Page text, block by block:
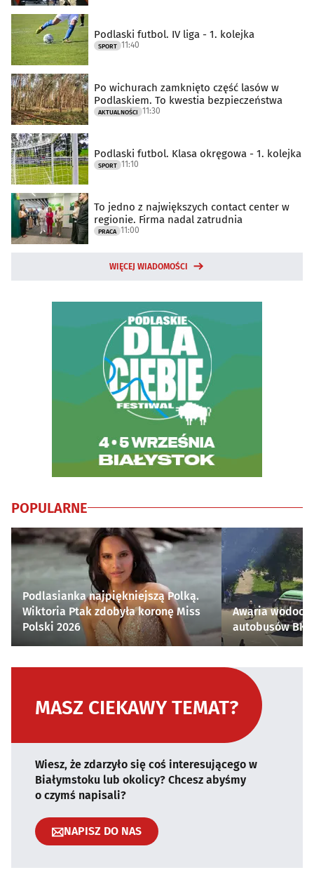
Podlaski futbol. IV liga - 1. kolejka
SPORT 11:40
Po wichurach zamknięto część lasów w
Podlaskiem. To kwestia bezpieczeństwa
AKTUALNOŚCI 11:30
Podlaski futbol. Klasa okręgowa - 1. kolejka
SPORT 11:10
To jedno z największych contact center w
regionie. Firma nadal zatrudnia
PRACA 11:00
WIĘCEJ WIADOMOŚCI
POPULARNE
Podlasianka najpiękniejszą Polką.
Wiktoria Ptak zdobyła koronę Miss
Polski 2026
Awaria
autobusów
MASZ CIEKAWY TEMAT?
Wiesz, że zdarzyło się coś interesującego w
Białymstoku lub okolicy? Chcesz abyśmy
o czymś napisali?
NAPISZ DO NAS